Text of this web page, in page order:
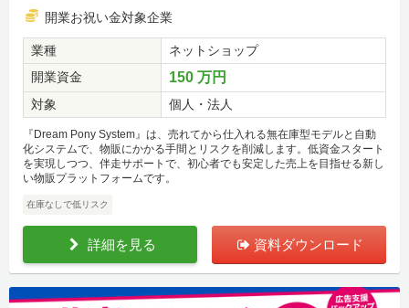
開業お祝い金対象企業
業種
ネットショップ
開業資金
150 万円
対象 個人・法人
『Dream Pony System』は、売れてから仕入れる無在庫型モデルと自動
化システムで、物販にかかる手間とリスクを削減します。低資金スタート
を実現しつつ、伴走サポートで、初心者でも安定した売上を目指せる新し
い物販プラットフォームです。
在庫なしで低リスク
詳細を見る 資料ダウンロード